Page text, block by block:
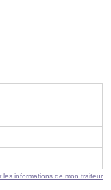
les informations de mon traiteur